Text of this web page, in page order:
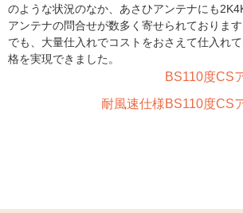
のような状況のなか、あさひアンテナにも
アンテナの問合せが数多く寄せられておりま
でも、大量仕入れでコストをおさえて仕入れ
格を実現できました。
BS110度CS
耐風速仕様BS110度CS